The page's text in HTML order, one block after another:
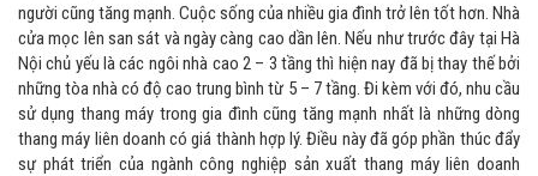
người cũng tăng mạnh. Cuộc sống của nhiều gia đình trở lên tốt hơn. Nhà
cửa mọc lên san sát và ngày càng cao dần lên. Nếu như trước đây tại Hà
Nội chủ yếu là các ngôi nhà cao 2 – 3 tầng thì hiện nay đã bị thay thế bởi
những tòa nhà có độ cao trung bình từ 5 – 7 tầng. Đi kèm với đó, nhu cầu
sử dụng thang máy trong gia đình cũng tăng mạnh nhất là những dòng
thang máy liên doanh có giá thành hợp lý. Điều này đã góp phần thúc đẩy
sự phát triển của ngành công nghiệp sản xuất thang máy liên doanh